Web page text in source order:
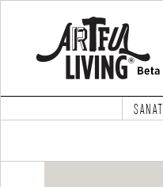
SANAT